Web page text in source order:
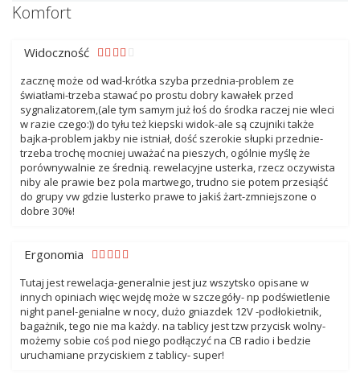
Komfort
Widoczność
zacznę może od wad-krótka szyba przednia-problem ze
światłami-trzeba stawać po prostu dobry kawałek przed
sygnalizatorem,(ale tym samym już łoś do środka raczej nie wleci
w razie czego:)) do tyłu też kiepski widok-ale są czujniki także
bajka-problem jakby nie istniał, dość szerokie słupki przednie-
trzeba trochę mocniej uważać na pieszych, ogólnie myślę że
porównywalnie ze średnią. rewelacyjne usterka, rzecz oczywista
niby ale prawie bez pola martwego, trudno sie potem przesiąść
do grupy vw gdzie lusterko prawe to jakiś żart-zmniejszone o
dobre 30%!
Ergonomia
Tutaj jest rewelacja-generalnie jest juz wszytsko opisane w
innych opiniach więc wejdę może w szczegóły- np podświetlenie
night panel-genialne w nocy, dużo gniazdek 12V -podłokietnik,
bagażnik, tego nie ma każdy. na tablicy jest tzw przycisk wolny-
możemy sobie coś pod niego podłączyć na CB radio i bedzie
uruchamiane przyciskiem z tablicy- super!